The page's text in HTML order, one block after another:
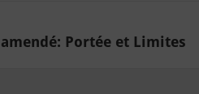
Portée et Limites